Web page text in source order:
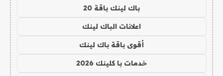
باك لينك باقة 20
اعلانات الباك لينك
أقوى باقة باك لينك
خدمات با كلينك 2026